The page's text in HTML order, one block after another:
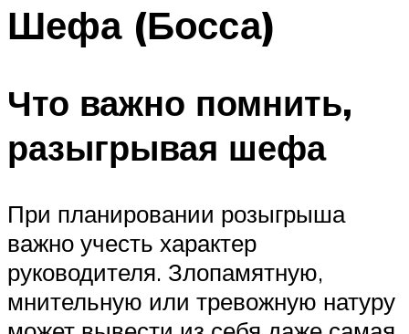
Меню
Шефа (Босса)
Что важно помнить,
разыгрывая шефа
При планировании розыгрыша
важно учесть характер
руководителя. Злопамятную,
мнительную или тревожную натуру